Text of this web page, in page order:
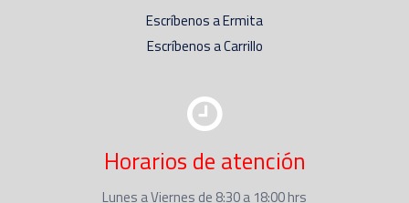
Escríbenos a Ermita
Escríbenos a Carrillo
Horarios de atención
Lunes a Viernes de 8:30 a 18:00 hrs